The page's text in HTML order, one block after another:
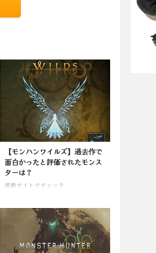
【モンハンワイルズ】過去作で
面白かったと評価されたモンス
ターは？
掲載サイトでチェック